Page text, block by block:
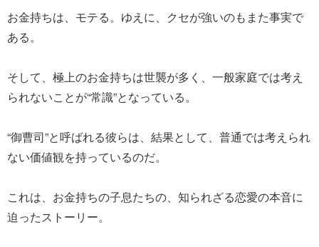
お金持ちは、モテる。ゆえに、クセが強いのもまた事実で
ある。
そして、極上のお金持ちは世襲が多く、一般家庭では考え
られないことが“常識”となっている。
“御曹司”と呼ばれる彼らは、結果として、普通では考えられ
ない価値観を持っているのだ。
これは、お金持ちの子息たちの、知られざる恋愛の本音に
迫ったストーリー。